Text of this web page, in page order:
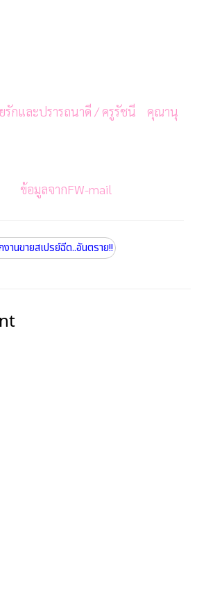
รักและปรารถนาดี / ครูรัชนี คุณานุ
FW-mail
านขายสเปรย์ฉีด..อันตราย!!